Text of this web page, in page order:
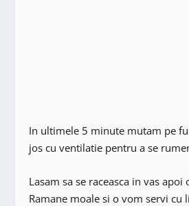
In ultimele 5 minute mutam pe
jos cu ventilatie pentru a se
Lasam sa se raceasca in vas apoi
Ramane moale si o vom servi cu